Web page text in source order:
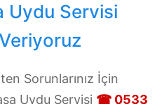
Uydu Servisi
Sorunlarınız İçin
Uydu Servisi ☎ 0533